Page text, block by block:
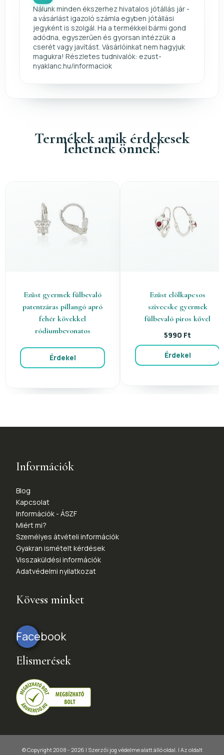
Nálunk minden ékszerhez hivatalos jótállás jár -
a vásárlást igazoló számla egyben jótállási
jegyként is szolgál. Ha a termékkel bármi gond
adódna, egyszerűen és gyorsan intézzük a
cserét vagy javítást. Vásárlóinkat nem hagyjuk
magukra! Részletes tudnivalók: ezust-
nyaklanc.hu/informaciok
Termékek amik érdekesek
lehetnek önnek!
Ezüst gyermek fülbevaló
patentzáras pillangó apró
fehér kövekkel
ródiumbevonatos
Érdekel
Ezüst elölkapcsos
szivecske gyermek
fülbevaló piros kővel
5990 Ft
Érdekel
Információk
Blog
Kapcsolat
Információk - ÁSZF
Miért mi?
Személyes átvételi információk
Gyakran ismételt kérdések
Visszaküldési információk
Adatvédelmi nyilatkozat
Kövess minket
Facebook
Elismerések
© Copyright 2008 - 2026 | Szerzői jog védelme alatt álló oldal. | Az oldalt